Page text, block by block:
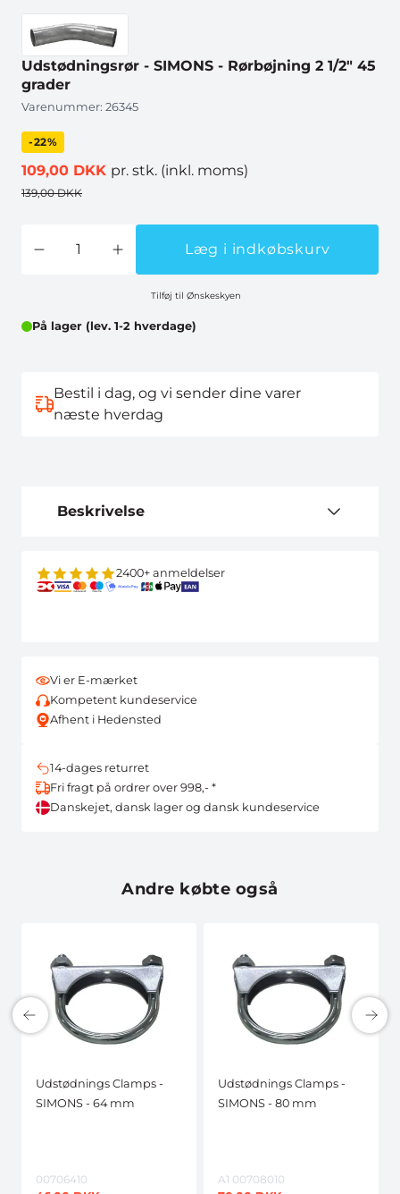
Udstødningsrør - SIMONS - Rørbøjning 2 1/2" 45
grader
Varenummer: 26345
-22%
109,00 DKK pr. stk. (inkl. moms)
139,00 DKK
Læg i indkøbskurv
Tilføj til Ønskeskyen
På lager (lev. 1-2 hverdage)
Bestil i dag, og vi sender dine varer
næste hverdag
Beskrivelse
2400+ anmeldelser
Vi er E-mærket
Kompetent kundeservice
Afhent i Hedensted
14-dages returret
Fri fragt på ordrer over 998,- *
Danskejet, dansk lager og dansk kundeservice
Andre købte også
Udstødnings Clamps -
SIMONS - 64 mm
00706410
Udstødnings Clamps -
SIMONS - 80 mm
A1 00708010